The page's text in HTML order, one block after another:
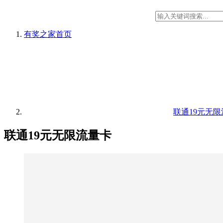
有奖之家首页
联通19元无
联通19元无限流量卡